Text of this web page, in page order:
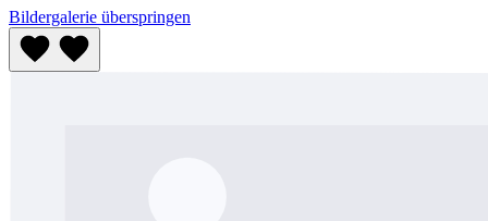
Bildergalerie überspringen